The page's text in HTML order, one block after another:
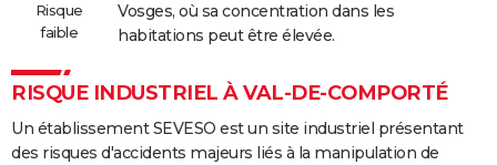
Risque
faible
Vosges, où sa concentration dans les
habitations peut être élevée.
RISQUE INDUSTRIEL À VAL-DE-COMPORTÉ
Un établissement SEVESO est un site industriel présentant
des risques d'accidents majeurs liés à la manipulation de